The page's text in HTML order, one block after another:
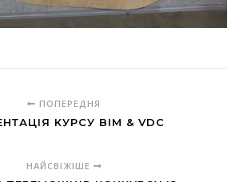
ПОПЕРЕДНЯ
КУРСУ BIM & VDC
НАЙСВІЖІШЕ